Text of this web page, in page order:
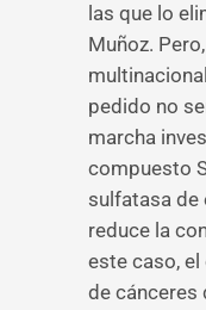
las que lo
Muñoz.
pedido no
marcha
compuesto
sulfatasa de
reduce la
este caso,
de cánceres